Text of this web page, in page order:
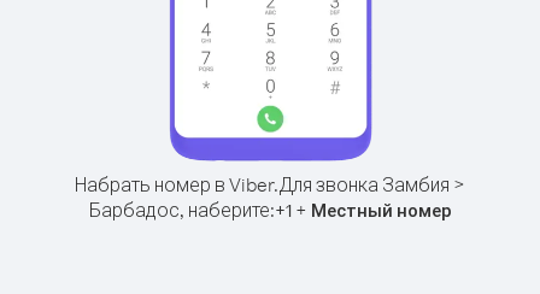
Набрать номер в Viber.Для звонка Замбия >
Барбадос, наберите:+1+ Местный номер